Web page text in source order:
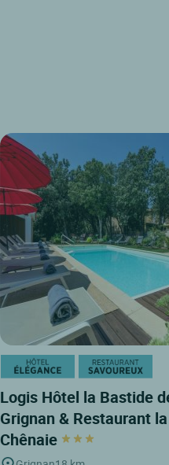
Logis Hôtel la Bastide
Grignan & Restaurant la
Chênaie